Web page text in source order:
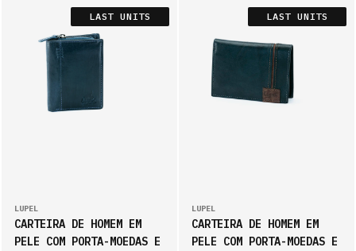
LAST UNITS
LUPEL
CARTEIRA DE HOMEM EM
PELE COM PORTA-MOEDAS E
LAST UNITS
LUPEL
CARTEIRA DE HOMEM EM
PELE COM PORTA-MOEDAS E